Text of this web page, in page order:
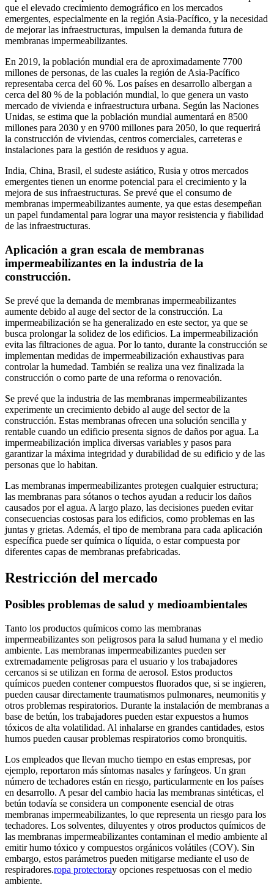
que el elevado crecimiento demográfico en los mercados
emergentes, especialmente en la región Asia-Pacífico, y la necesidad
de mejorar las infraestructuras, impulsen la demanda futura de
membranas impermeabilizantes.
En 2019, la población mundial era de aproximadamente 7700
millones de personas, de las cuales la región de Asia-Pacífico
representaba cerca del 60 %. Los países en desarrollo albergan a
cerca del 80 % de la población mundial, lo que genera un vasto
mercado de vivienda e infraestructura urbana. Según las Naciones
Unidas, se estima que la población mundial aumentará en 8500
millones para 2030 y en 9700 millones para 2050, lo que requerirá
la construcción de viviendas, centros comerciales, carreteras e
instalaciones para la gestión de residuos y agua.
India, China, Brasil, el sudeste asiático, Rusia y otros mercados
emergentes tienen un enorme potencial para el crecimiento y la
mejora de sus infraestructuras. Se prevé que el consumo de
membranas impermeabilizantes aumente, ya que estas desempeñan
un papel fundamental para lograr una mayor resistencia y fiabilidad
de las infraestructuras.
Aplicación a gran escala de membranas
impermeabilizantes en la industria de la
construcción.
Se prevé que la demanda de membranas impermeabilizantes
aumente debido al auge del sector de la construcción. La
impermeabilización se ha generalizado en este sector, ya que se
busca prolongar la solidez de los edificios. La impermeabilización
evita las filtraciones de agua. Por lo tanto, durante la construcción se
implementan medidas de impermeabilización exhaustivas para
controlar la humedad. También se realiza una vez finalizada la
construcción o como parte de una reforma o renovación.
Se prevé que la industria de las membranas impermeabilizantes
experimente un crecimiento debido al auge del sector de la
construcción. Estas membranas ofrecen una solución sencilla y
rentable cuando un edificio presenta signos de daños por agua. La
impermeabilización implica diversas variables y pasos para
garantizar la máxima integridad y durabilidad de su edificio y de las
personas que lo habitan.
Las membranas impermeabilizantes protegen cualquier estructura;
las membranas para sótanos o techos ayudan a reducir los daños
causados ​​por el agua. A largo plazo, las decisiones pueden evitar
consecuencias costosas para los edificios, como problemas en las
juntas y grietas. Además, el tipo de membrana para cada aplicación
específica puede ser química o líquida, o estar compuesta por
diferentes capas de membranas prefabricadas.
Restricción del mercado
Posibles problemas de salud y medioambientales
Tanto los productos químicos como las membranas
impermeabilizantes son peligrosos para la salud humana y el medio
ambiente. Las membranas impermeabilizantes pueden ser
extremadamente peligrosas para el usuario y los trabajadores
cercanos si se utilizan en forma de aerosol. Estos productos
químicos pueden contener compuestos fluorados que, si se ingieren,
pueden causar directamente traumatismos pulmonares, neumonitis y
otros problemas respiratorios. Durante la instalación de membranas a
base de betún, los trabajadores pueden estar expuestos a humos
tóxicos de alta volatilidad. Al inhalarse en grandes cantidades, estos
humos pueden causar problemas respiratorios como bronquitis.
Los empleados que llevan mucho tiempo en estas empresas, por
ejemplo, reportaron más síntomas nasales y faríngeos. Un gran
número de techadores están en riesgo, particularmente en los países
en desarrollo. A pesar del cambio hacia las membranas sintéticas, el
betún todavía se considera un componente esencial de otras
membranas impermeabilizantes, lo que representa un riesgo para los
techadores. Los solventes, diluyentes y otros productos químicos de
las membranas impermeabilizantes contaminan el medio ambiente al
emitir humo tóxico y compuestos orgánicos volátiles (COV). Sin
embargo, estos parámetros pueden mitigarse mediante el uso de
respiradores.ropa protectoray opciones respetuosas con el medio
ambiente.